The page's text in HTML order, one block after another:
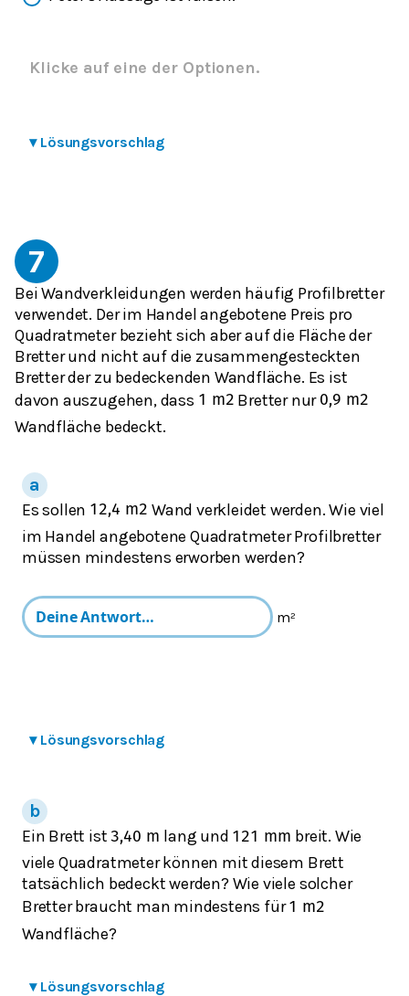
Klicke auf eine der Optionen.
▾ Lösungsvorschlag
7
Bei Wandverkleidungen werden häufig Profilbretter
verwendet. Der im Handel angebotene Preis pro
Quadratmeter bezieht sich aber auf die Fläche der
Bretter und nicht auf die zusammengesteckten
Bretter der zu bedeckenden Wandfläche. Es ist
davon auszugehen, dass 1 m2 Bretter nur 0,9 m2
Wandfläche bedeckt.
Es sollen 12,4 m2 Wand verkleidet werden. Wie viel
im Handel angebotene Quadratmeter Profilbretter
müssen mindestens erworben werden?
m²
▾ Lösungsvorschlag
Ein Brett ist3,40 m lang und 121 mm breit. Wie
viele Quadratmeter können mit diesem Brett
tatsächlich bedeckt werden? Wie viele solcher
Bretter braucht man mindestens für1 m2
Wandfläche?
▾ Lösungsvorschlag